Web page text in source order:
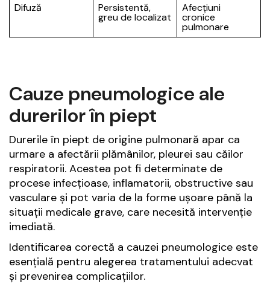
Difuză Persistentă,
greu de localizat
Afecțiuni
cronice
pulmonare
Cauze pneumologice ale
durerilor în piept
Durerile în piept de origine pulmonară apar ca
urmare a afectării plămânilor, pleurei sau căilor
respiratorii. Acestea pot fi determinate de
procese infecțioase, inflamatorii, obstructive sau
vasculare și pot varia de la forme ușoare până la
situații medicale grave, care necesită intervenție
imediată.
Identificarea corectă a cauzei pneumologice este
esențială pentru alegerea tratamentului adecvat
și prevenirea complicațiilor.